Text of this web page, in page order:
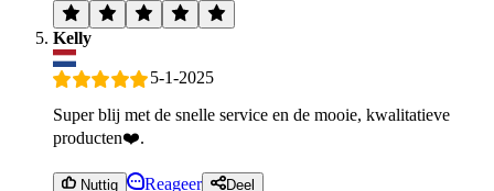
Kelly
5-1-2025
Super blij met de snelle service en de mooie, kwalitatieve
producten❤️.
Nuttig Reageer Deel